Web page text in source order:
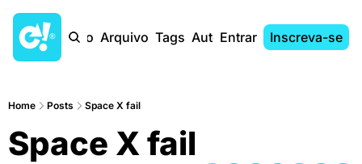
Início Arquivo Tags AutoresEntrar Inscreva-se
Home Posts Space X fail
Space X fail